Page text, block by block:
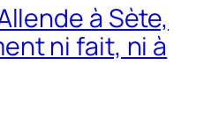
à Sète,
ni fait, ni à